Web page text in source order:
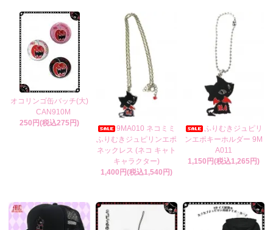
オコリンゴ缶バッチ(大)
CAN910M
250円(税込275円)
9MA010 ネコミミ
ふりむきジュピリンエポ
ネックレス (ネコ キャト
キャラクター)
1,400円(税込1,540円)
ふりむきジュピリ
ンエポキーホルダー 9M
A011
1,150円(税込1,265円)